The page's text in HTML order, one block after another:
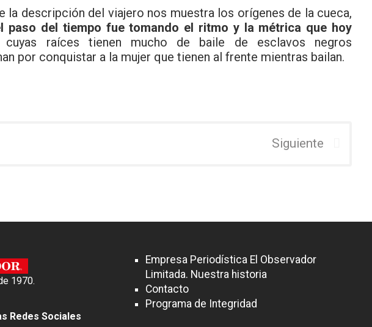
descripción del viajero nos muestra los orígenes de la cueca,
paso del tiempo fue tomando el ritmo y la métrica que hoy
raíces tienen mucho de baile de esclavos negros
por conquistar a la mujer que tienen al frente mientras bailan.
Siguiente
1970.
Redes Sociales
Empresa Periodística El Observador
Limitada. Nuestra historia
Contacto
Programa de Integridad